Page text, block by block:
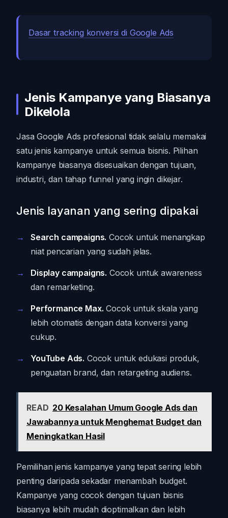
Dasar tracking konversi di Google Ads
Jenis Kampanye yang Biasanya
Dikelola
Jasa Google Ads profesional tidak selalu memakai
satu jenis kampanye untuk semua bisnis. Pilihan
kampanye biasanya disesuaikan dengan tujuan,
industri, dan tahap funnel yang ingin dikejar.
Jenis layanan yang sering dipakai
Search campaigns. Cocok untuk menangkap
niat pencarian yang sudah jelas.
Display campaigns. Cocok untuk awareness
dan remarketing.
Performance Max. Cocok untuk skala yang
lebih otomatis dengan data konversi yang
cukup.
YouTube Ads. Cocok untuk edukasi produk,
penguatan brand, dan retargeting audiens.
READ 20 Kesalahan Umum Google Ads dan
Jawabannya untuk Menghemat Budget dan
Meningkatkan Hasil
Pemilihan jenis kampanye yang tepat sering lebih
penting daripada sekadar menambah budget.
Kampanye yang cocok dengan tujuan bisnis
biasanya lebih mudah dioptimalkan dan lebih